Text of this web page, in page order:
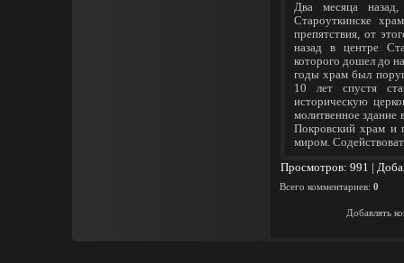
Два месяца назад,
Староуткинске
препятствия, от
назад в центре
которого дошел до
годы храм был
10 лет спустя
историческую
молитвенное
Покровский храм и
миром.
Просмотров: 991 |
Всего комментариев: 0
Добавлять